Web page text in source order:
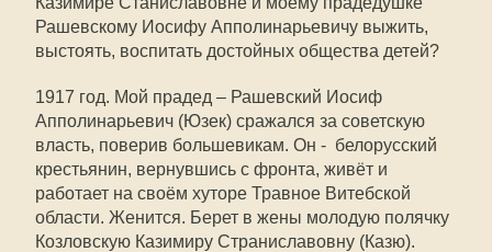
Рашевскому Иосифу Апполинарьевичу выжить,
выстоять, воспитать достойных общества детей?
1917 год. Мой прадед – Рашевский Иосиф
Апполинарьевич (Юзек) сражался за советскую
власть, поверив большевикам. Он - белорусский
крестьянин, вернувшись с фронта, живёт и
работает на своём хуторе Травное Витебской
области. Женится. Берет в жены молодую полячку
Козловскую Казимиру Страниславовну (Казю).